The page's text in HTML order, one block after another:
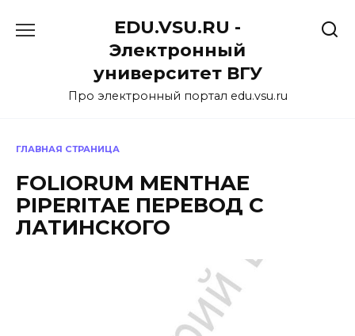
EDU.VSU.RU -
Электронный
университет ВГУ
Про электронный портал edu.vsu.ru
ГЛАВНАЯ СТРАНИЦА
FOLIORUM MENTHAE
PIPERITAE ПЕРЕВОД С
ЛАТИНСКОГО